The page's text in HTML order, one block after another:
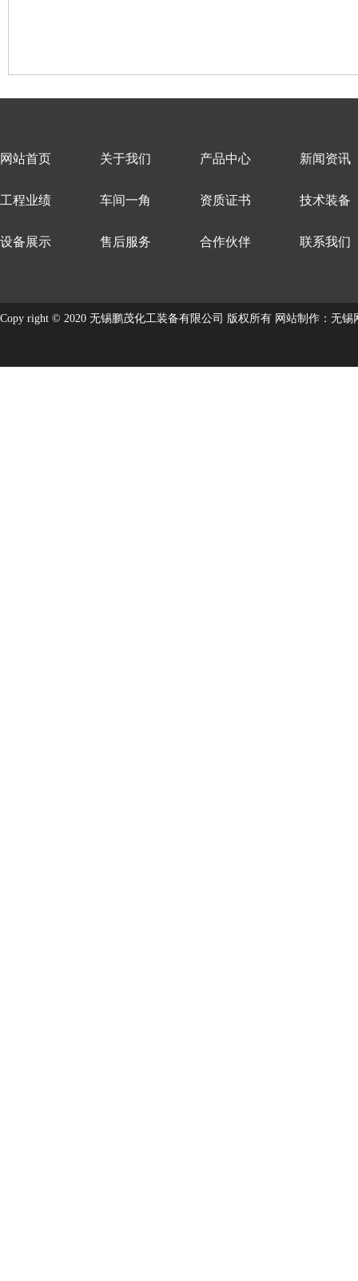
网站首页 关于我们 产品中心 新闻资讯
工程业绩 车间一角 资质证书 技术装备
设备展示 售后服务 合作伙伴 联系我们
Copy right © 2020 无锡鹏茂化工装备有限公司 版权所有 网站制作 ： 无锡